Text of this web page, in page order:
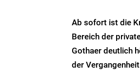
Ab sofort ist die
Bereich der
Gothaer deutlich
der